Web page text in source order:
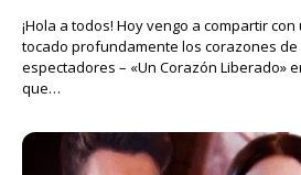
¡Hola a todos! Hoy vengo a compartir
tocado profundamente los corazones de
espectadores – «Un Corazón Liberado»
que…